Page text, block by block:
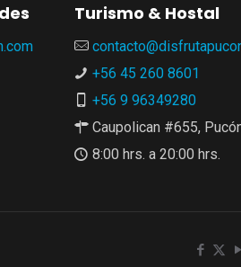
Turismo & Hostal
+56 45 260 8601
+56 9 96349280
Caupolican #655,
8:00 hrs. a 20:00 hrs.